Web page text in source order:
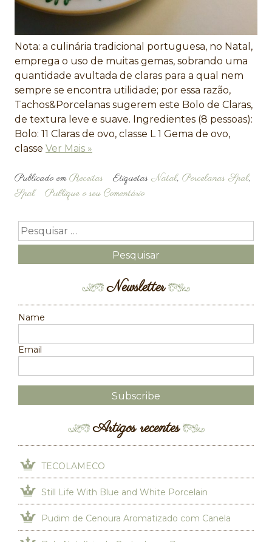
Nota: a culinária tradicional portuguesa, no Natal,
emprega o uso de muitas gemas, sobrando uma
quantidade avultada de claras para a qual nem
sempre se encontra utilidade; por essa razão,
Tachos&Porcelanas sugerem este Bolo de Claras,
de textura leve e suave. Ingredientes (8 pessoas):
Bolo: 11 Claras de ovo, classe L 1 Gema de ovo,
classe Ver Mais »
Publicado emReceitas Etiquetas Natal, Porcelanas Spal,
Spal
Publique o seu Comentário
Newsletter
Name
Email
Artigos recentes
TECOLAMECO
Still Life With Blue and White Porcelain
Pudim de Cenoura Aromatizado com Canela